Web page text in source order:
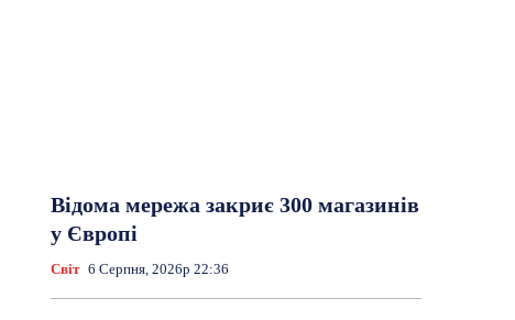
Відома мережа закриє 300 магазинів
у Європі
Світ 6 Серпня, 2026р 22:36